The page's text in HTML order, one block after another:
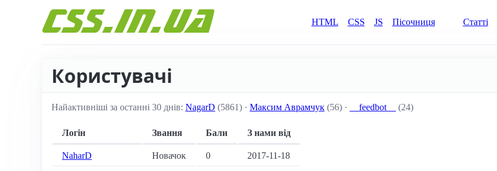
HTML
CSS JS Пісочниця Статті
Користувачі
Найактивніші за останні 30 днів: NagarD (5861) · Максим Аврамчук (56) · __feedbot__ (24)
Логін Звання Бали З нами від
NaharD Новачок 0 2017-11-18